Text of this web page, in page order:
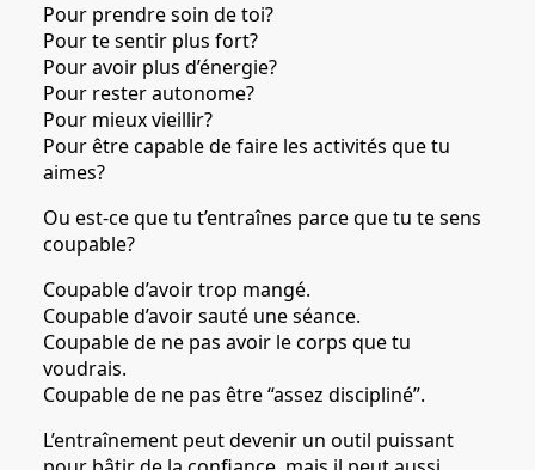
Pour prendre soin de toi?
Pour te sentir plus fort?
Pour avoir plus d’énergie?
Pour rester autonome?
Pour mieux vieillir?
Pour être capable de faire les activités que tu
aimes?
Ou est-ce que tu t’entraînes parce que tu te sens
coupable?
Coupable d’avoir trop mangé.
Coupable d’avoir sauté une séance.
Coupable de ne pas avoir le corps que tu
voudrais.
Coupable de ne pas être “assez discipliné”.
L’entraînement peut devenir un outil puissant